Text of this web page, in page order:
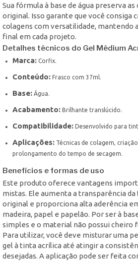
Sua fórmula à base de água preserva
original. Isso garante que você consiga
colagens com versatilidade, mantendo
final em cada projeto.
Detalhes técnicos do Gel Médium
Marca: Corfix.
Conteúdo: Frasco com 37ml.
Base: Água.
Acabamento: Brilhante translúcido.
Compatibilidade: Desenvolvido para
Aplicações: Técnicas de colagem,
prolongamento do tempo de secagem.
Benefícios e formas de uso
Este produto oferece vantagens
mistas. Ele aumenta a transparência
original e proporciona alta aderência
madeira, papel e papelão. Por ser à
simples e o material não possui cheiro
Para utilizar, você deve misturar uma
gel à tinta acrílica até atingir a
desejadas. A aplicação pode ser feita